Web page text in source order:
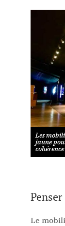
Les
jaune
Le